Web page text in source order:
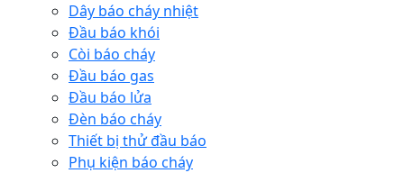
Dây báo cháy nhiệt
Đầu báo khói
Còi báo cháy
Đầu báo gas
Đầu báo lửa
Đèn báo cháy
Thiết bị thử đầu báo
Phụ kiện báo cháy